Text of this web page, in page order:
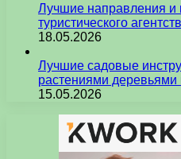
Лучшие направления и
туристического
18.05.2026
Лучшие садовые
растениями деревьями
15.05.2026